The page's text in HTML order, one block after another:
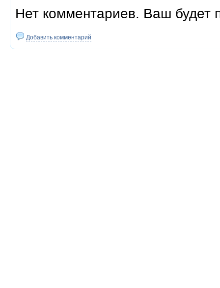
Нет комментариев. Ваш будет
Добавить комментарий